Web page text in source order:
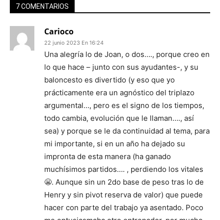
7 COMENTARIOS
Carioco
22 junio 2023 En 16:24
Una alegría lo de Joan, o dos…., porque creo en
lo que hace – junto con sus ayudantes-, y su
baloncesto es divertido (y eso que yo
prácticamente era un agnóstico del triplazo
argumental…, pero es el signo de los tiempos,
todo cambia, evolución que le llaman…., así
sea) y porque se le da continuidad al tema, para
mi importante, si en un año ha dejado su
impronta de esta manera (ha ganado
muchísimos partidos…. , perdiendo los vitales
😬. Aunque sin un 2do base de peso tras lo de
Henry y sin pivot reserva de valor) que puede
hacer con parte del trabajo ya asentado. Poco